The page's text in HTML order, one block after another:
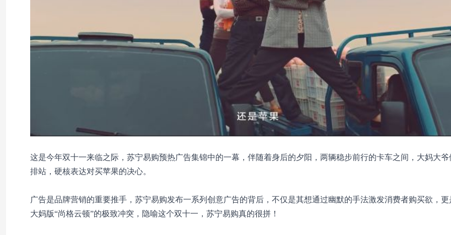
这是今年双十一来临之际，苏宁易购预热广告集锦中的一幕，伴随着身后的夕阳，两辆稳步前行的卡车之间，大妈大爷
排站，硬核表达对买苹果的决心。
广告是品牌营销的重要推手，苏宁易购发布一系列创意广告的背后，不仅是其想通过幽默的手法激发消费者购买欲，
大妈版“尚格云顿”的极致冲突，隐喻这个双十一，苏宁易购真的很拼！